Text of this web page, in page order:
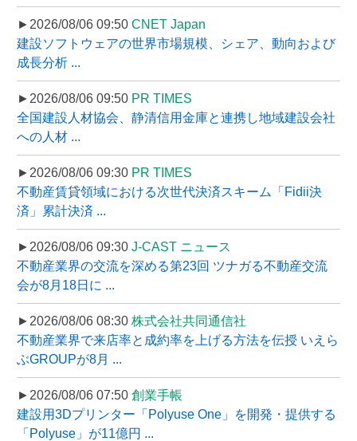
►2026/08/06 09:50 CNET Japan
建設ソフトウェアの世界市場規模、シェア、動向および
成長分析 ...
►2026/08/06 09:50 PR TIMES
全国建設人材協会、静清信用金庫と連携し地域建設会社
への人材 ...
►2026/08/06 09:30 PR TIMES
不動産賃貸領域における次世代決済スキーム「Fidii決
済」累計決済 ...
►2026/08/06 09:30 J-CAST ニュース
不動産業界の交流を深める第23回 ツナガる不動産交流
会が8月18日に ...
►2026/08/06 08:30 株式会社共同通信社
不動産業界で来店率と成約率を上げる方法を伝授 いえら
ぶGROUPが8月 ...
►2026/08/06 07:50 創業手帳
建設用3Dプリンター「Polyuse One」を開発・提供する
「Polyuse」が11億円 ...